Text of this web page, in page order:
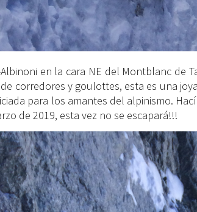
en la cara NE del Montblanc de
corredores y goulottes, esta es una
para los amantes del alpinismo.
de 2019, esta vez no se escapará!!!